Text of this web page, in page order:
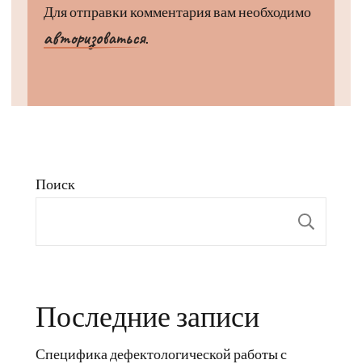
Для отправки комментария вам необходимо
авторизоваться.
Поиск
Последние записи
Специфика дефектологической работы с